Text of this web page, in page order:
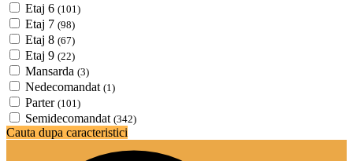
Etaj 6 (101)
Etaj 7 (98)
Etaj 8 (67)
Etaj 9 (22)
Mansarda (3)
Nedecomandat (1)
Parter (101)
Semidecomandat (342)
Cauta dupa caracteristici